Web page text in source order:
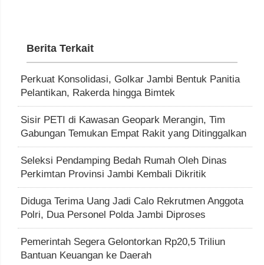
Berita Terkait
Perkuat Konsolidasi, Golkar Jambi Bentuk Panitia
Pelantikan, Rakerda hingga Bimtek
Sisir PETI di Kawasan Geopark Merangin, Tim
Gabungan Temukan Empat Rakit yang Ditinggalkan
Seleksi Pendamping Bedah Rumah Oleh Dinas
Perkimtan Provinsi Jambi Kembali Dikritik
Diduga Terima Uang Jadi Calo Rekrutmen Anggota
Polri, Dua Personel Polda Jambi Diproses
Pemerintah Segera Gelontorkan Rp20,5 Triliun
Bantuan Keuangan ke Daerah